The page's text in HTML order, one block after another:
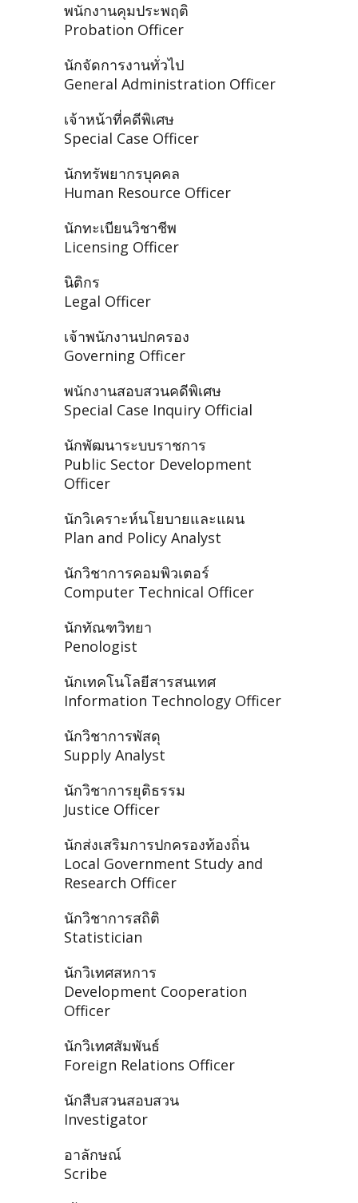
พนักงานคุมประพฤติ
Probation Officer
นักจัดการงานทั่วไป
General Administration Officer
เจ้าหน้าที่คดีพิเศษ
Special Case Officer
นักทรัพยากรบุคคล
Human Resource Officer
นักทะเบียนวิชาชีพ
Licensing Officer
นิติกร
Legal Officer
เจ้าพนักงานปกครอง
Governing Officer
พนักงานสอบสวนคดีพิเศษ
Special Case Inquiry Official
นักพัฒนาระบบราชการ
Public Sector Development
Officer
นักวิเคราะห์นโยบายและแผน
Plan and Policy Analyst
นักวิชาการคอมพิวเตอร์
Computer Technical Officer
นักทัณฑวิทยา
Penologist
นักเทคโนโลยีสารสนเทศ
Information Technology Officer
นักวิชาการพัสดุ
Supply Analyst
นักวิชาการยุติธรรม
Justice Officer
นักส่งเสริมการปกครองท้องถิ่น
Local Government Study and
Research Officer
นักวิชาการสถิติ
Statistician
นักวิเทศสหการ
Development Cooperation
Officer
นักวิเทศสัมพันธ์
Foreign Relations Officer
นักสืบสวนสอบสวน
Investigator
อาลักษณ์
Scribe